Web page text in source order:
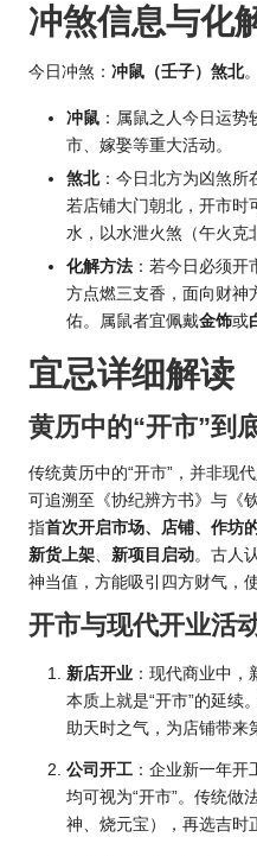
冲煞信息与化
今日冲煞： 冲鼠（壬子）煞北。
冲鼠 ：属鼠之人今日运
市、嫁娶等重大活动。
煞北：今日北方为凶煞所
若店铺大门朝北，开市时
水，以水泄火煞（午火克
化解方法 ：若今日必须开
方点燃三支香，面向财神
佑。属鼠者宜佩戴金饰或
宜忌详细解读
黄历中的“开市”到
传统黄历中的“开市”，并非现
可追溯至《协纪辨方书》与《
指首次开启市场、店铺、作坊
新货上架、 新项目启动。古人
神当值，方能吸引四方财气，
开市与现代开业活
新店开业 ：现代商业中，
本质上就是“开市”的延续
助天时之气，为店铺带来
公司开工 ：企业新一年开
均可视为“开市”。传统做
神、烧元宝），再选吉时